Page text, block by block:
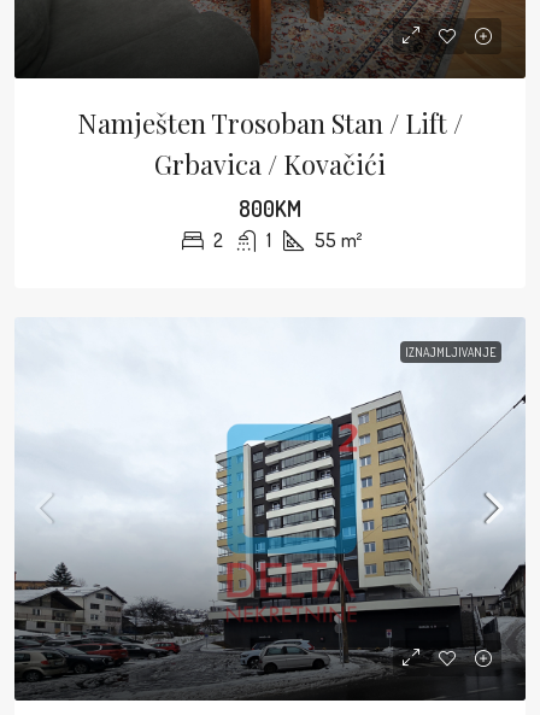
Namješten Trosoban Stan / Lift /
Grbavica / Kovačići
800KM
2 1 55 m²
IZNAJMLJIVANJE